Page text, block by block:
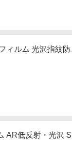
ィルム 光沢指紋
AR低反射・光沢